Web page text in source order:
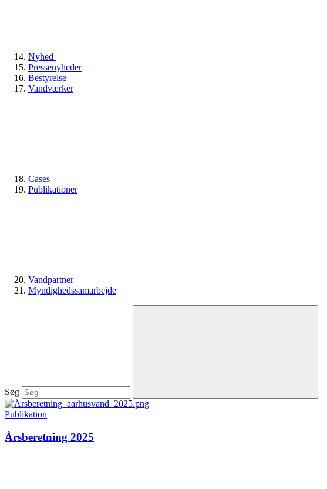
Nyhed
Pressenyheder
Bestyrelse
Vandværker
Cases
Publikationer
Vandpartner
Myndighedssamarbejde
Søg
Publikation
Årsberetning 2025